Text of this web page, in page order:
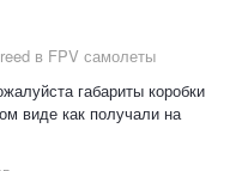
в FPV самолеты
габариты коробки
виде как получали на